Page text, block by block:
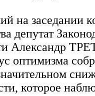
на заседании
депутат
Александр
оптимизма
которое